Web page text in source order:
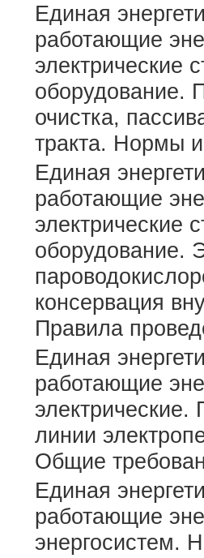
Единая
работающие
электрические
оборудование.
очистка,
тракта. Нормы
Единая
работающие
электрические
оборудование.
консервация
Правила
Единая
работающие
линии
Общие
Единая
работающие
энергосистем.